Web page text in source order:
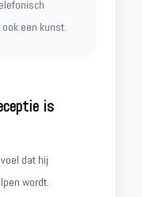
een kunst.
is
dat hij
wordt.